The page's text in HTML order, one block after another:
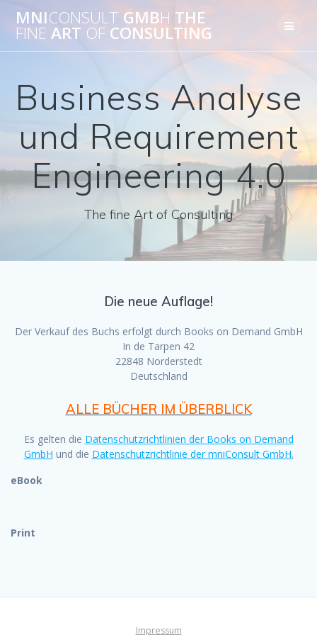
to
content
MNICONSULT GMBH THE
FINE ART OF CONSULTING
Business Analyse
und Requirement
Engineering 4.0
The fine Art of Consulting
Die neue Auflage!
Der Verkauf des Buchs erfolgt durch Books on Demand GmbH
In de Tarpen 42
22848 Norderstedt
Deutschland
ALLE BÜCHER IM ÜBERBLICK
Es gelten die Datenschutzrichtlinien der Books on Demand
GmbH und die Datenschutzrichtlinie der mniConsult GmbH.
eBook
Print
Impressum